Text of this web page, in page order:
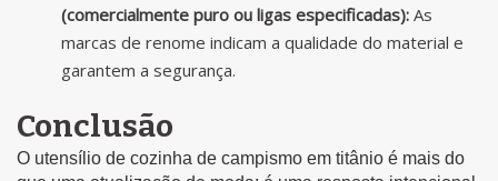
(comercialmente puro ou ligas especificadas): As
marcas de renome indicam a qualidade do material e
garantem a segurança.
Conclusão
O utensílio de cozinha de campismo em titânio é mais do